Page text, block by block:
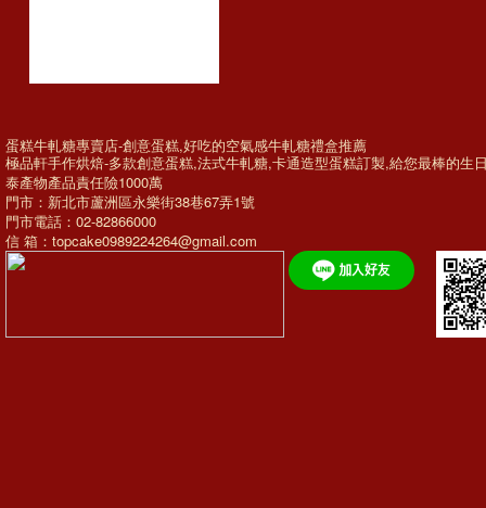
蛋糕牛軋糖專賣店-創意蛋糕,好吃的空氣感牛軋糖禮盒推薦
極品軒手作烘焙-多款創意蛋糕,法式牛軋糖,卡通造型蛋糕訂製,給您最棒的生
泰產物產品責任險1000萬
門市：新北市蘆洲區永樂街38巷67弄1號
門市電話：02-82866000
信 箱：topcake0989224264@gmail.com